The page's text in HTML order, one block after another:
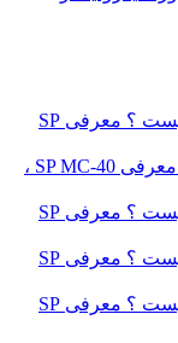
مینی لودر سنوپارس چیست ؟ معرفی SP
مینی لودر سنوپارس چیست ؟ معرفی SP MC-40 ،
مینی لودر سنوپارس چیست ؟ معرفی SP
مینی لودر سنوپارس چیست ؟ معرفی SP
مینی لودر سنوپارس چیست ؟ معرفی SP